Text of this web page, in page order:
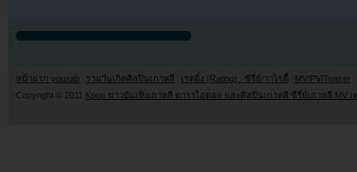
หน้าแรก youzab รวมวันเกิดศิลปินเกาหลี เรตติ้ง (Rating) : ซีรี่ย์/วาไรตี้
MV/PV/Teaser
Copyright © 2011 Kpop ข่าวบันเทิงเกาหลี ดาราไอดอล และศิลปินเกาหลี ซีรี่ย์เกาหลี MV